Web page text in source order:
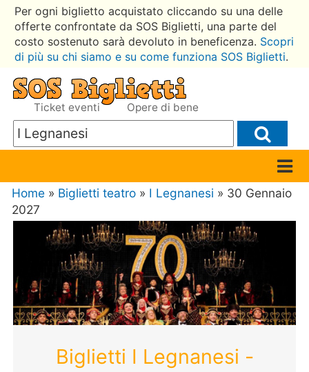
Per ogni biglietto acquistato cliccando su una delle
offerte confrontate da SOS Biglietti, una parte del
costo sostenuto sarà devoluto in beneficenza. Scopri
di più su chi siamo e su come funziona SOS Biglietti.
Ticket eventi Opere di bene
Home » Biglietti teatro » I Legnanesi » 30 Gennaio
2027
Biglietti I Legnanesi -